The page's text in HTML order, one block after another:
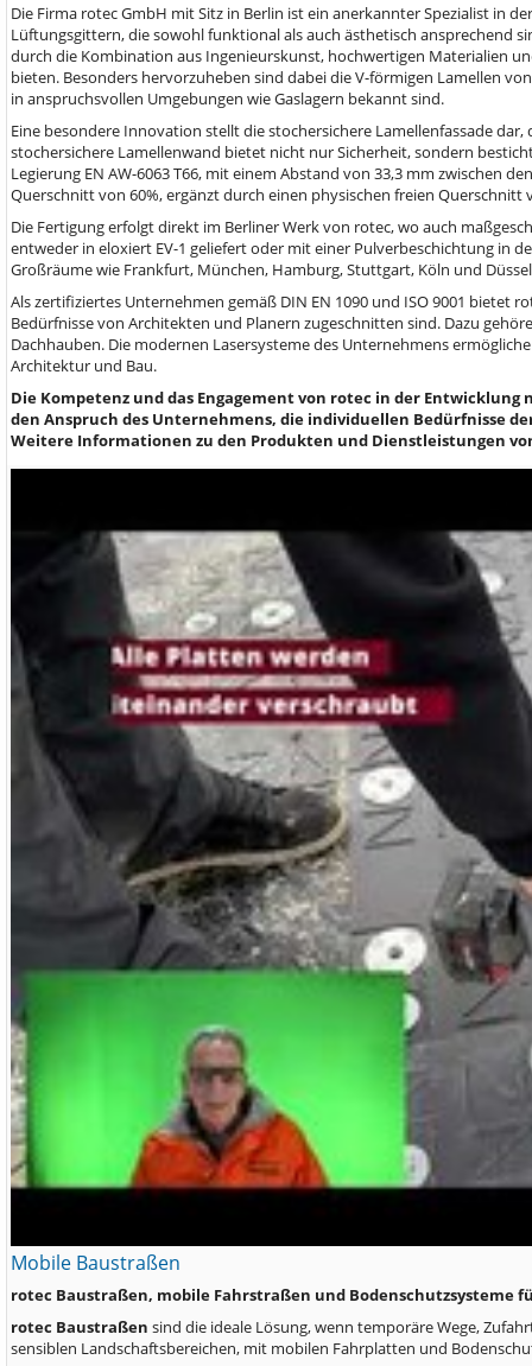
Die Firma rotec GmbH mit Sitz in Berlin ist ein anerkannter Spezialist in
Lüftungsgittern, die sowohl funktional als auch ästhetisch ansprechend
durch die Kombination aus Ingenieurskunst, hochwertigen Materialien
bieten. Besonders hervorzuheben sind dabei die V-förmigen Lamellen
in anspruchsvollen Umgebungen wie Gaslagern bekannt sind.
Eine besondere Innovation stellt die stochersichere Lamellenfassade
stochersichere Lamellenwand bietet nicht nur Sicherheit, sondern
Legierung EN AW-6063 T66, mit einem Abstand von 33,3 mm zwischen
Querschnitt von 60%, ergänzt durch einen physischen freien Querschnitt
Die Fertigung erfolgt direkt im Berliner Werk von rotec, wo auch
entweder in eloxiert EV-1 geliefert oder mit einer Pulverbeschichtung in
Großräume wie Frankfurt, München, Hamburg, Stuttgart, Köln und
Als zertifiziertes Unternehmen gemäß DIN EN 1090 und ISO 9001 bietet
Bedürfnisse von Architekten und Planern zugeschnitten sind. Dazu
Dachhauben. Die modernen Lasersysteme des Unternehmens
Architektur und Bau.
Die Kompetenz und das Engagement von rotec in der
den Anspruch des Unternehmens, die individuellen Bedürfnisse
Weitere Informationen zu den Produkten und Dienstleistungen
Mobile Baustraßen
rotec Baustraßen, mobile Fahrstraßen und Bodenschutzsysteme
rotec Baustraßen sind die ideale Lösung, wenn temporäre Wege,
sensiblen Landschaftsbereichen, mit mobilen Fahrplatten und